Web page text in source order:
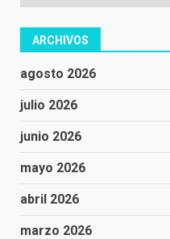
ARCHIVOS
agosto 2026
julio 2026
junio 2026
mayo 2026
abril 2026
marzo 2026